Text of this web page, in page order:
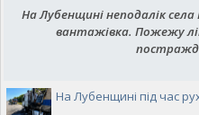
На Лубенщині неподалік села
вантажівка. Пожежу
На Лубенщині під час